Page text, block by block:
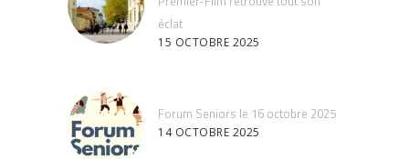
éclat
15 OCTOBRE 2025
Forum Seniors le 16 octobre 2025
14 OCTOBRE 2025